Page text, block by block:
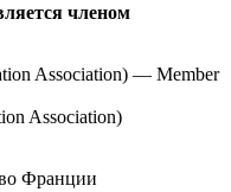
членом
Association) — Member
Association)
Франции